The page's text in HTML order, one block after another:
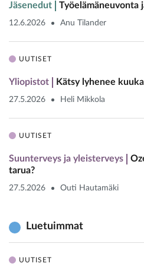
Jäsenedut Työelämäneuvonta
12.6.2026 Anu Tilander
UUTISET
Yliopistot Kätsy lyhenee
27.5.2026 Heli Mikkola
UUTISET
Suunterveys ja yleisterveys
tarua?
27.5.2026 Outi Hautamäki
Luetuimmat
UUTISET